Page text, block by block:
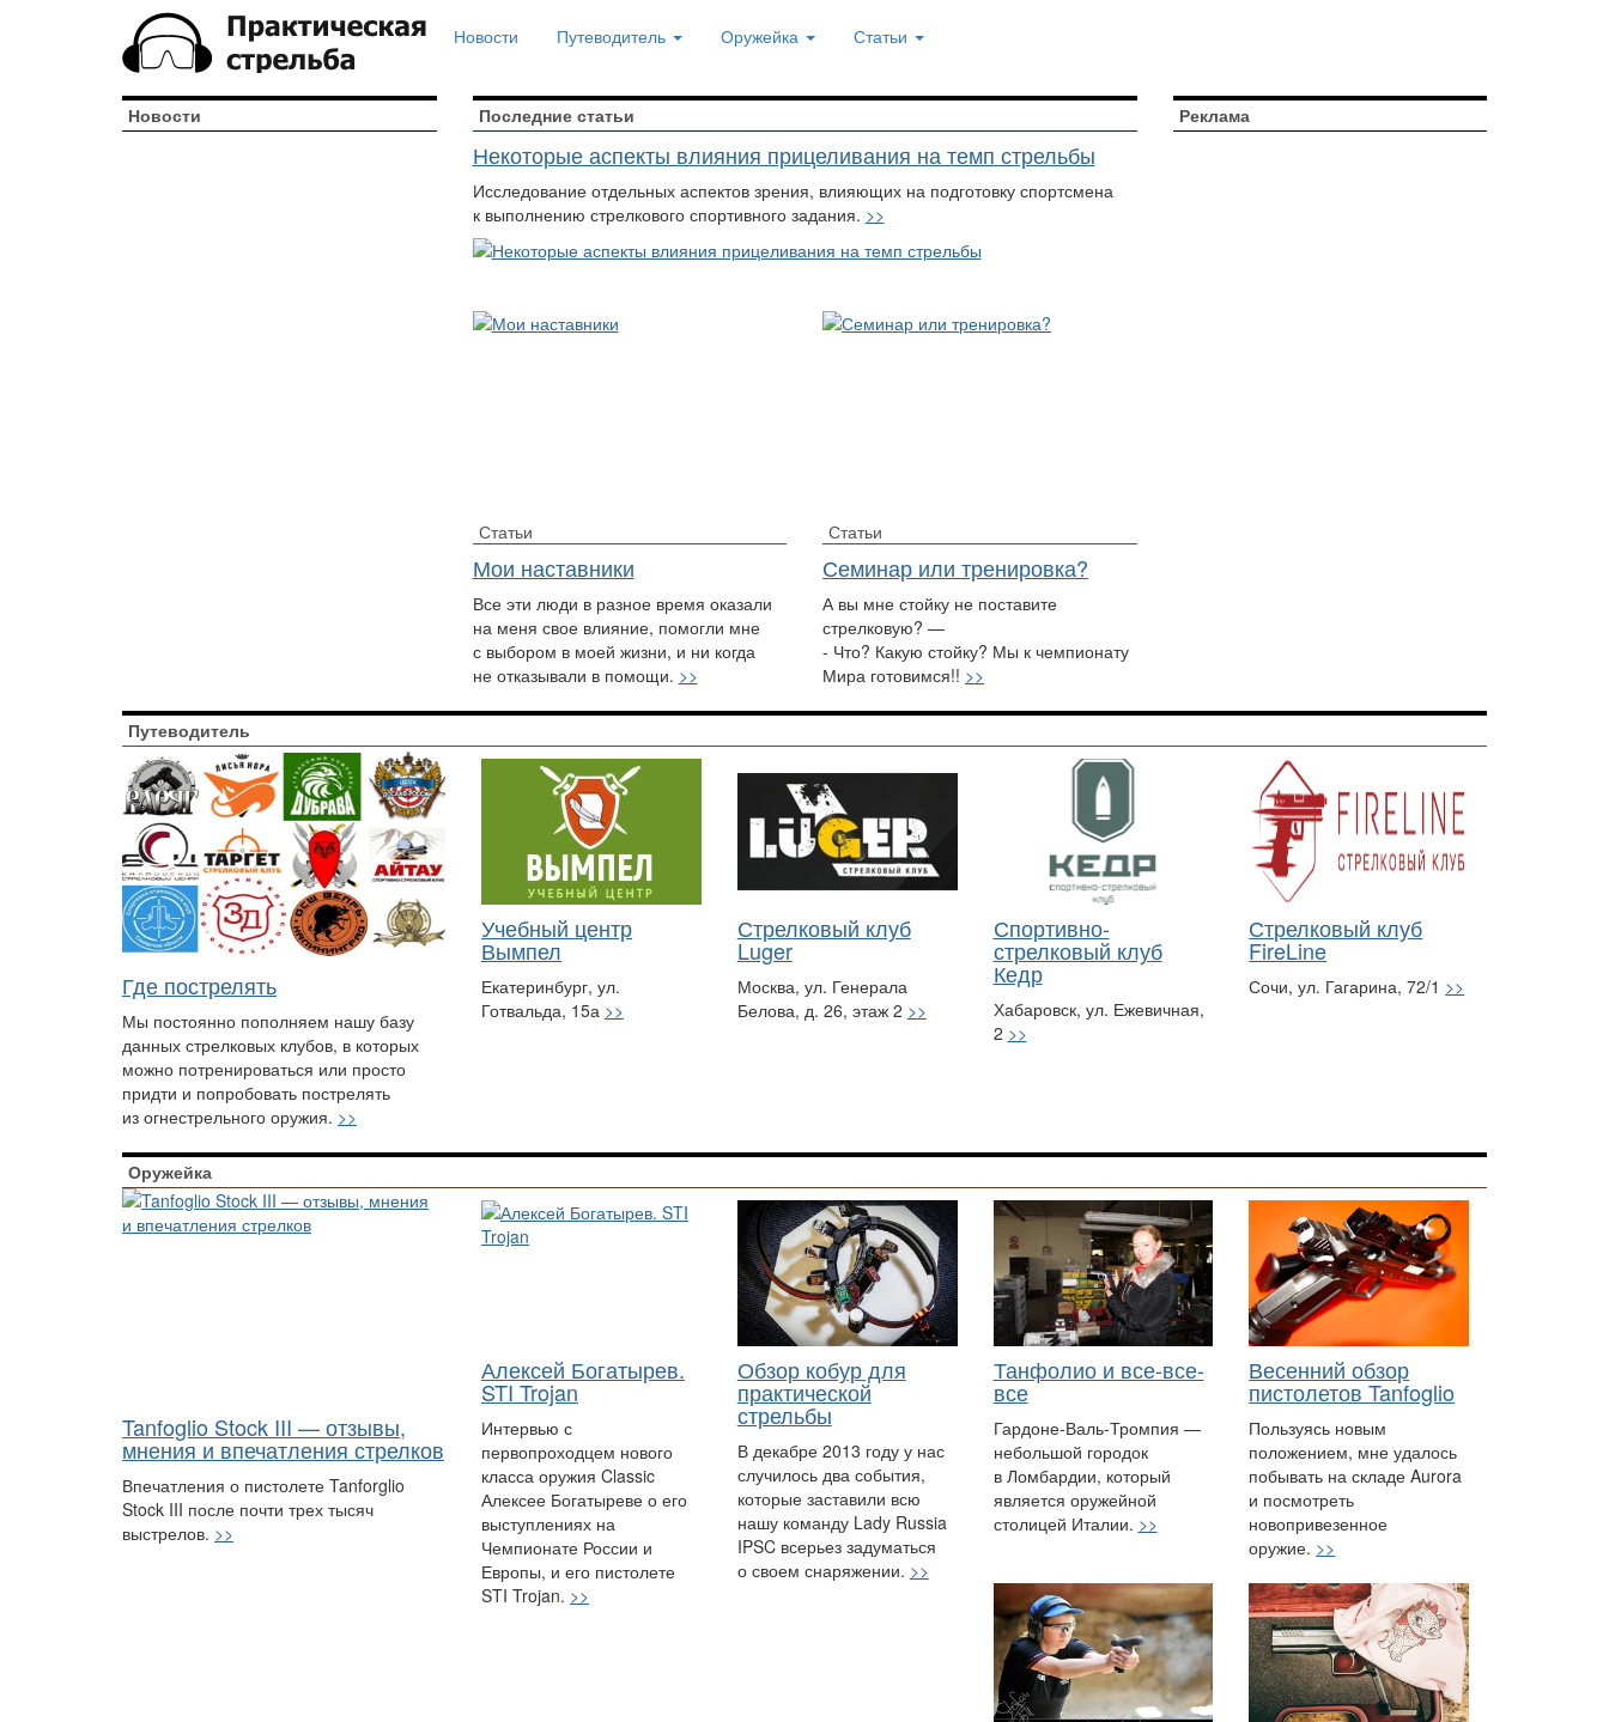
Новости Путеводитель Оружейка Статьи
Новости Последние статьи
Некоторые аспекты влияния прицеливания на темп стрельбы
Исследование отдельных аспектов зрения, влияющих на подготовку спортсмена
к выполнению стрелкового спортивного задания. >>
Статьи
Мои наставники
Все эти люди в разное время оказали
на меня свое влияние, помогли мне
с выбором в моей жизни, и ни когда
не отказывали в помощи. >>
Статьи
Семинар или тренировка?
А вы мне стойку не поставите
стрелковую? —
- Что? Какую стойку? Мы к чемпионату
Мира готовимся!! >>
Реклама
Путеводитель
Где пострелять
Мы постоянно пополняем нашу базу
данных стрелковых клубов, в которых
можно потренироваться или просто
придти и попробовать пострелять
из огнестрельного оружия. >>
Учебный центр
Вымпел
Екатеринбург, ул.
Готвальда, 15а >>
Стрелковый клуб
Luger
Москва, ул. Генерала
Белова, д. 26, этаж 2 >>
Спортивно-
стрелковый клуб
Кедр
Хабаровск, ул. Ежевичная,
2 >>
Стрелковый клуб
FireLine
Сочи, ул. Гагарина, 72/1 >>
Оружейка
Tanfoglio Stock III — отзывы,
мнения и впечатления стрелков
Впечатления о пистолете Tanforglio
Stock III после почти трех тысяч
выстрелов. >>
Алексей Богатырев.
STI Trojan
Интервью с
первопроходцем нового
класса оружия Classic
Алексее Богатыреве о его
выступлениях на
Чемпионате России и
Европы, и его пистолете
STI Trojan. >>
Обзор кобур для
практической
стрельбы
В декабре 2013 году у нас
случилось два события,
которые заставили всю
нашу команду Lady Russia
IPSC всерьез задуматься
о своем снаряжении. >>
Танфолио и все-все-
все
Гардоне-Валь-Тромпия —
небольшой городок
в Ломбардии, который
является оружейной
столицей Италии. >>
Весенний обзор
пистолетов Tanfoglio
Пользуясь новым
положением, мне удалось
побывать на складе Aurora
и посмотреть
новопривезенное
оружие. >>